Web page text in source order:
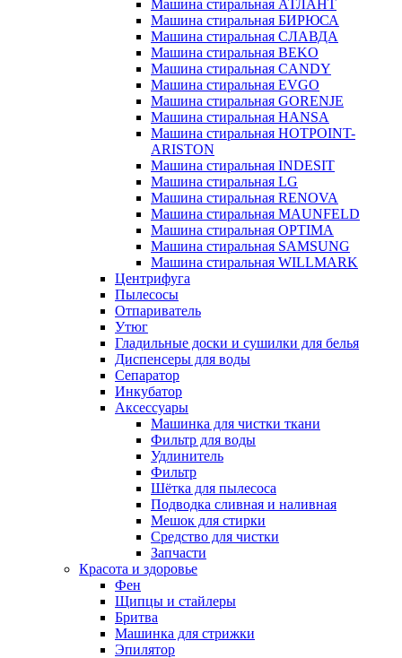
Машина стиральная АТЛАНТ
Машина стиральная БИРЮСА
Машина стиральная СЛАВДА
Машина стиральная BEKO
Машина стиральная CANDY
Машина стиральная EVGO
Машина стиральная GORENJE
Машина стиральная HANSA
Машина стиральная HOTPOINT-
ARISTON
Машина стиральная INDESIT
Машина стиральная LG
Машина стиральная RENOVA
Машина стиральная MAUNFELD
Машина стиральная OPTIMA
Машина стиральная SAMSUNG
Машина стиральная WILLMARK
Центрифуга
Пылесосы
Отпариватель
Утюг
Гладильные доски и сушилки для белья
Диспенсеры для воды
Сепаратор
Инкубатор
Аксессуары
Машинка для чистки ткани
Фильтр для воды
Удлинитель
Фильтр
Шётка для пылесоса
Подводка сливная и наливная
Мешок для стирки
Средство для чистки
Запчасти
Красота и здоровье
Фен
Щипцы и стайлеры
Бритва
Машинка для стрижки
Эпилятор